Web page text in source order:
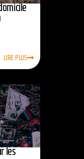
LIRE PLUS
les